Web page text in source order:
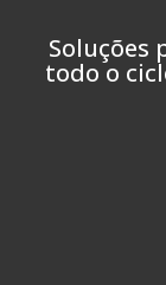
Soluções
todo o